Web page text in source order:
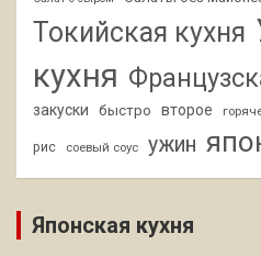
Токийская кухня
кухня
закуски
быстро второе
рис соевый соус ужин
Японская кухня